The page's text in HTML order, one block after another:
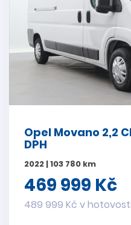
Opel Movano 2,2
DPH
2022 | 103 780 km
469 999 Kč
489 999 Kč v hotovosti